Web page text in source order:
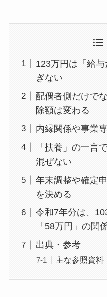
123万円は「給
ぎない
配偶者側だけで
除額は変わる
内縁関係や事業
「扶養」の一言
混ぜない
年末調整や確定
を決める
令和7年分は、
「58万円」の関
出典・参考
主な参照資料